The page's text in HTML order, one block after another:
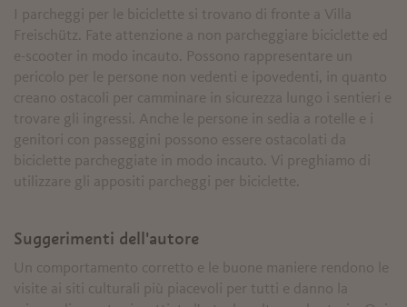
I parcheggi per le biciclette si trovano di fronte a Villa
Freischütz. Fate attenzione a non parcheggiare biciclette ed
e-scooter in modo incauto. Possono rappresentare un
pericolo per le persone non vedenti e ipovedenti, in quanto
creano ostacoli per camminare in sicurezza lungo i sentieri e
trovare gli ingressi. Anche le persone in sedia a rotelle e i
genitori con passeggini possono essere ostacolati da
biciclette parcheggiate in modo incauto. Vi preghiamo di
utilizzare gli appositi parcheggi per biciclette.
Suggerimenti dell'autore
Un comportamento corretto e le buone maniere rendono le
visite ai siti culturali più piacevoli per tutti e danno la